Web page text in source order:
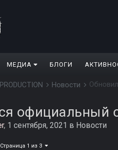
МЕДИА БЛОГИ
Новости
официальный
, 1 сентября, 2021 в Новости
Страница 1 из 3